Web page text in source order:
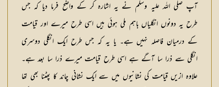
آپ صلی اللہ علیہ وسلم نے یہ اشارہ کر کے واضح فرما دیا کہ جس
طرح یہ دونوں انگلیاں باہم ملی ہوئی ہیں اسی طرح میرے اور قیامت
کے درمیان فاصلہ نہیں ہے۔ یا یہ کہ جس طرح ایک انگلی دوسری
انگلی سے ذرا سا آگے ہے اسی طرح قیامت میرے ذرا سا بعد ہے۔
علاوہ ازیں قیامت کی نشانیوں میں سے ایک نشانی چاند کا پھٹنا بھی تھا